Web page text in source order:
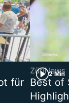
für
2 Min
ZüriNews
Best of